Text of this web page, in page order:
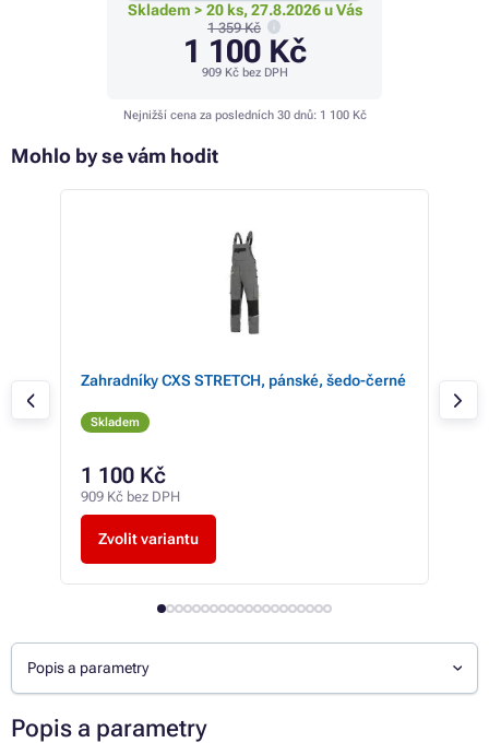
Skladem > 20 ks, 27.8.2026 u Vás
1 359 Kč
1 100 Kč
909 Kčbez DPH
Nejnižší cena za posledních 30 dnů: 1 100 Kč
Mohlo by se vám hodit
Zahradníky CXS STRETCH, pánské, šedo-černé
Skladem
1 100 Kč
909 Kč bez DPH
Zvolit variantu
Popis a parametry
Popis a parametry